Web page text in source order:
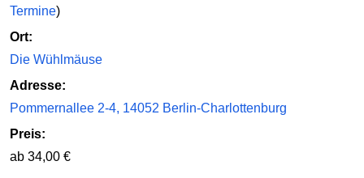
Termine)
Ort:
Die Wühlmäuse
Adresse:
Pommernallee 2-4, 14052 Berlin-Charlottenburg
Preis:
ab 34,00 €